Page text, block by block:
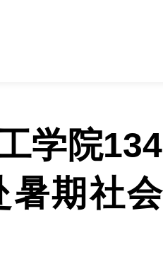
学院134
暑期社会